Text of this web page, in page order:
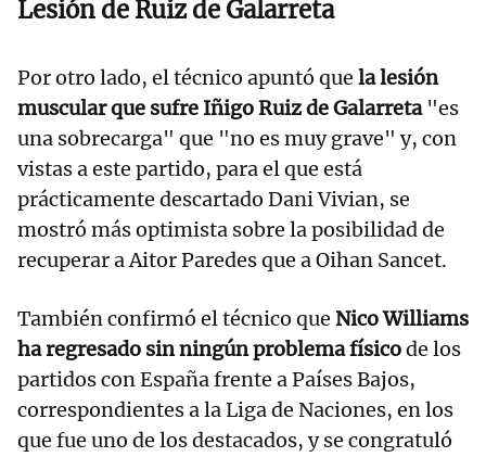
Lesión de Ruiz de Galarreta
Por otro lado, el técnico apuntó que la lesión
muscular que sufre Iñigo Ruiz de Galarreta"es
una sobrecarga" que "no es muy grave" y, con
vistas a este partido, para el que está
prácticamente descartado Dani Vivian, se
mostró más optimista sobre la posibilidad de
recuperar a Aitor Paredes que a Oihan Sancet.
También confirmó el técnico que Nico Williams
ha regresado sin ningún problema físicode los
partidos con España frente a Países Bajos,
correspondientes a la Liga de Naciones, en los
que fue uno de los destacados, y se congratuló